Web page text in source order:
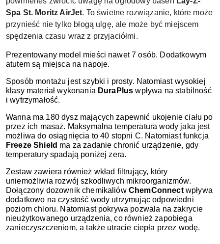
Spa St. Moritz AirJet. To świetne rozwiązanie, które może
przynieść nie tylko błogą ulgę, ale może być miejscem
spędzenia czasu wraz z przyjaciółmi.
Prezentowany model mieści nawet 7 osób. Dodatkowym
atutem są miejsca na napoje.
Sposób montażu jest szybki i prosty. Natomiast wysokiej
klasy materiał wykonania DuraPluswpływa na stabilność
i wytrzymałość.
Wanna ma 180 dysz mających zapewnić ukojenie ciału po
przez ich masaż. Maksymalna temperatura wody jaka jest
możliwa do osiągnięcia to 40 stopni C. Natomiast funkcja
Freeze Shield ma za zadanie chronić urządzenie, gdy
temperatury spadają poniżej zera.
Zestaw zawiera również wkład filtrujący, który
uniemożliwia rozwój szkodliwych mikroorganizmów.
Dołączony dozownik chemikaliów ChemConnectwpływa
dodatkowo na czystość wody utrzymując odpowiedni
poziom chloru. Natomiast pokrywa pozwala na zakrycie
nieużytkowanego urządzenia, co również zapobiega
zanieczyszczeniom, a także utracie ciepła przez wodę.